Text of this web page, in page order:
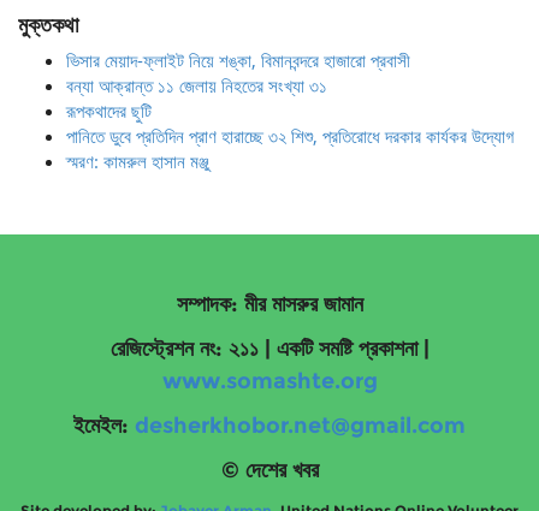
মুক্তকথা
ভিসার মেয়াদ-ফ্লাইট নিয়ে শঙ্কা, বিমানবন্দরে হাজারো প্রবাসী
বন্যা আক্রান্ত ১১ জেলায় নিহতের সংখ্যা ৩১
রূপকথাদের ছুটি
পানিতে ডুবে প্রতিদিন প্রাণ হারাচ্ছে ৩২ শিশু, প্রতিরোধে দরকার কার্যকর উদ্যোগ
স্মরণ: কামরুল হাসান মঞ্জু
সম্পাদক: মীর মাসরুর জামান
রেজিস্ট্রেশন নং: ২১১ | একটি সমষ্টি প্রকাশনা
www.somashte.org
ইমেইল: desherkhobor.net@gmail.com
© দেশের খবর